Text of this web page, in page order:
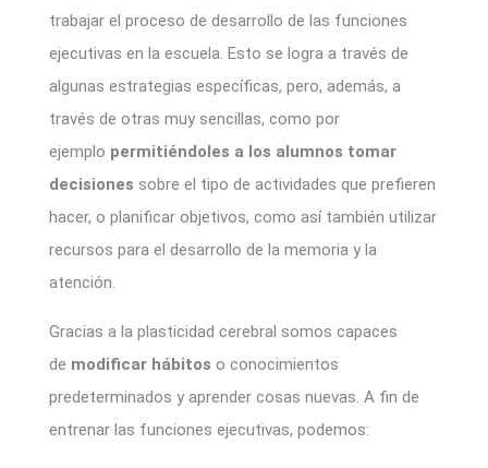
trabajar el proceso de desarrollo de las funciones
ejecutivas en la escuela. Esto se logra a través de
algunas estrategias específicas, pero, además, a
través de otras muy sencillas, como por
ejemplo permitiéndoles a los alumnos tomar
decisiones sobre el tipo de actividades que prefieren
hacer, o planificar objetivos, como así también utilizar
recursos para el desarrollo de la memoria y la
atención.
Gracias a la plasticidad cerebral somos capaces
de modificar hábitos o conocimientos
predeterminados y aprender cosas nuevas. A fin de
entrenar las funciones ejecutivas, podemos: